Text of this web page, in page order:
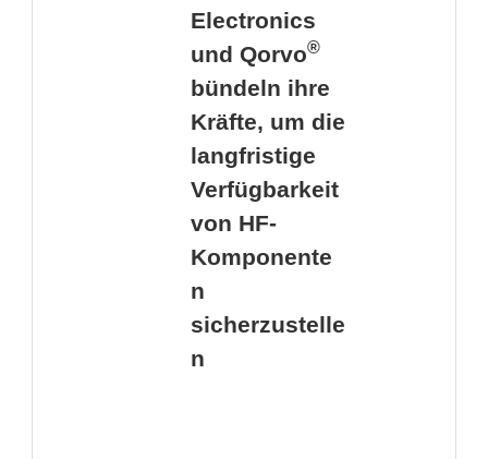
Electronics
und Qorvo®
bündeln ihre
Kräfte, um die
langfristige
Verfügbarkeit
von HF-
Komponente
n
sicherzustelle
n